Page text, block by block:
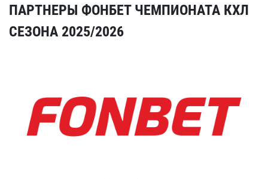
ПАРТНЕРЫ ФОНБЕТ ЧЕМПИОНАТА КХЛ
СЕЗОНА 2025/2026